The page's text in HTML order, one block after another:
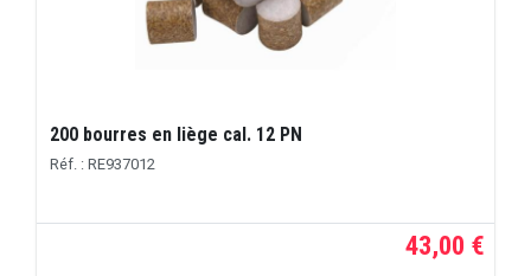
200 bourres en liège cal. 12 PN
Réf. : RE937012
43,00 €